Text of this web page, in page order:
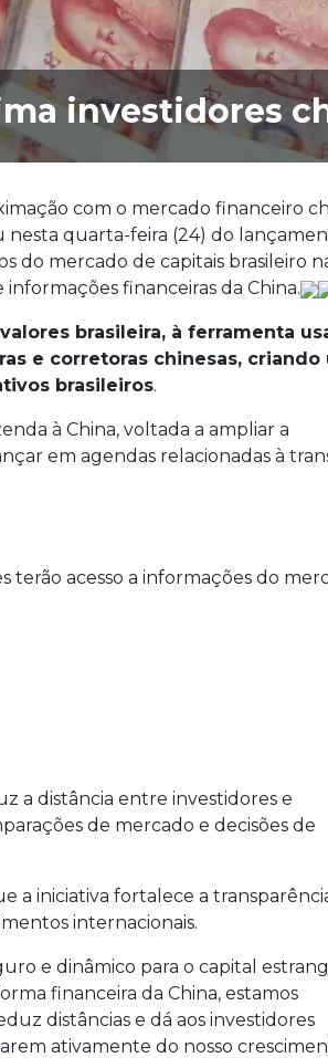
investidores
com o mercado financeiro
nesta quarta-feira (24) do
do mercado de capitais brasileiro
financeiras da China.
brasileira, à ferramenta
e corretoras chinesas, criando
brasileiros.
à China, voltada a ampliar a
em agendas relacionadas à
terão acesso a informações do
a distância entre investidores e
de mercado e decisões de
a iniciativa fortalece a
internacionais.
e dinâmico para o capital
financeira da China, estamos
distâncias e dá aos investidores
ativamente do nosso